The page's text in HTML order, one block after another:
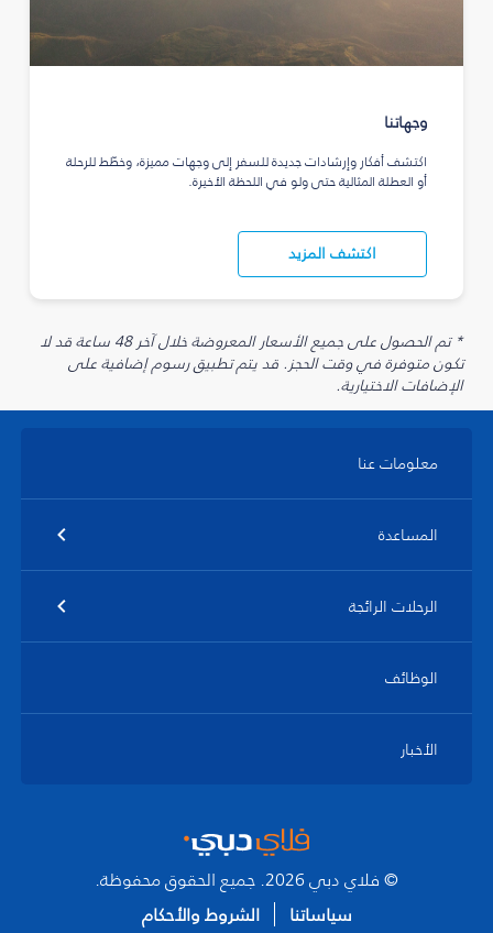
وجهاتنا
اكتشف أفكار وإرشادات جديدة للسفر إلى وجهات مميزة، وخطّط للرحلة
أو العطلة المثالية حتى ولو في اللحظة الأخيرة.
اكتشف المزيد
* تم الحصول على جميع الأسعار المعروضة خلال آخر 48 ساعة قد لا
تكون متوفرة في وقت الحجز. قد يتم تطبيق رسوم إضافية على
الإضافات الاختيارية.
معلومات عنا
المساعدة
الرحلات الرائجة
الوظائف
الأخبار
© فلاي دبي 2026. جميع الحقوق محفوظة.
سياساتنا
الشروط والأحكام